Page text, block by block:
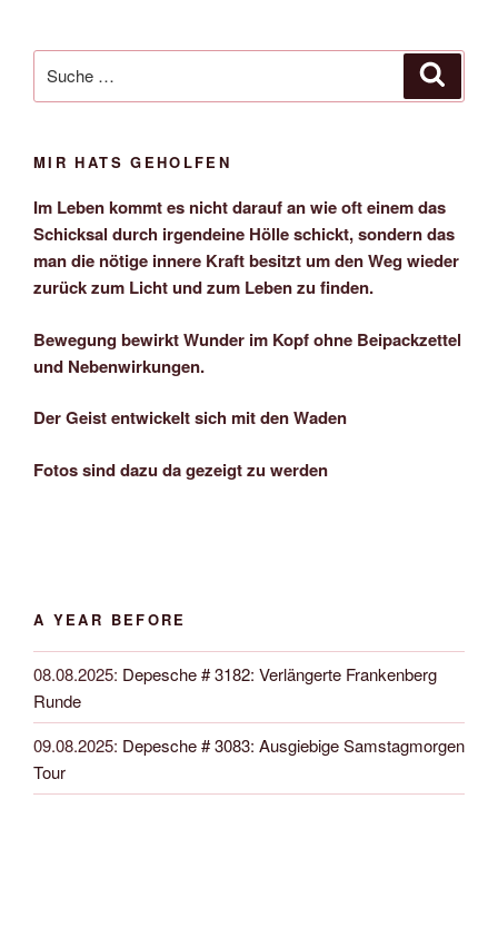
nach:
MIR HATS GEHOLFEN
Im Leben kommt es nicht darauf an wie oft einem das
Schicksal durch irgendeine Hölle schickt, sondern das
man die nötige innere Kraft besitzt um den Weg wieder
zurück zum Licht und zum Leben zu finden.
Bewegung bewirkt Wunder im Kopf ohne Beipackzettel
und Nebenwirkungen.
Der Geist entwickelt sich mit den Waden
Fotos sind dazu da gezeigt zu werden
A YEAR BEFORE
08.08.2025: Depesche # 3182: Verlängerte Frankenberg
Runde
09.08.2025: Depesche # 3083: Ausgiebige Samstagmorgen
Tour